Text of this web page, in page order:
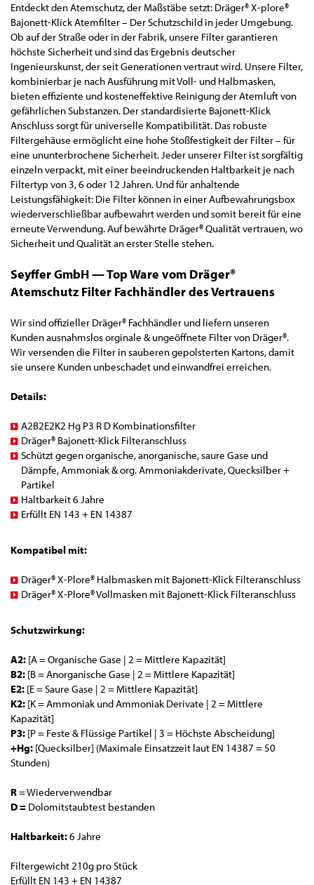
Entdeckt den Atemschutz, der Maßstäbe setzt: Dräger® X-plore®
Bajonett-Klick Atemfilter – Der Schutzschild in jeder Umgebung.
Ob auf der Straße oder in der Fabrik, unsere Filter garantieren
höchste Sicherheit und sind das Ergebnis deutscher
Ingenieurskunst, der seit Generationen vertraut wird. Unsere Filter,
kombinierbar je nach Ausführung mit Voll- und Halbmasken,
bieten effiziente und kosteneffektive Reinigung der Atemluft von
gefährlichen Substanzen. Der standardisierte Bajonett-Klick
Anschluss sorgt für universelle Kompatibilität. Das robuste
Filtergehäuse ermöglicht eine hohe Stoßfestigkeit der Filter – für
eine ununterbrochene Sicherheit. Jeder unserer Filter ist sorgfältig
einzeln verpackt, mit einer beeindruckenden Haltbarkeit je nach
Filtertyp von 3, 6 oder 12 Jahren. Und für anhaltende
Leistungsfähigkeit: Die Filter können in einer Aufbewahrungsbox
wiederverschließbar aufbewahrt werden und somit bereit für eine
erneute Verwendung. Auf bewährte Dräger® Qualität vertrauen, wo
Sicherheit und Qualität an erster Stelle stehen.
Seyffer GmbH — Top Ware vom Dräger®
Atemschutz Filter Fachhändler des Vertrauens
Wir sind offizieller Dräger® Fachhändler und liefern unseren
Kunden ausnahmslos orginale & ungeöffnete Filter von Dräger®.
Wir versenden die Filter in sauberen gepolsterten Kartons, damit
sie unsere Kunden unbeschadet und einwandfrei erreichen.
Details:
A2B2E2K2 Hg P3 R D Kombinationsfilter
Dräger® Bajonett-Klick Filteranschluss
Schützt gegen organische, anorganische, saure Gase und
Dämpfe, Ammoniak & org. Ammoniakderivate, Quecksilber +
Partikel
Haltbarkeit 6 Jahre
Erfüllt EN 143 + EN 14387
Kompatibel mit:
Dräger® X-Plore® Halbmasken mit Bajonett-Klick Filteranschluss
Dräger® X-Plore® Vollmasken mit Bajonett-Klick Filteranschluss
Schutzwirkung:
A2: [A = Organische Gase | 2 = Mittlere Kapazität]
B2: [B = Anorganische Gase | 2 = Mittlere Kapazität]
E2: [E = Saure Gase | 2 = Mittlere Kapazität]
K2: [K = Ammoniak und Ammoniak Derivate | 2 = Mittlere
Kapazität]
P3: [P = Feste & Flüssige Partikel | 3 = Höchste Abscheidung]
+Hg: [Quecksilber] (Maximale Einsatzzeit laut EN 14387 = 50
Stunden)
R= Wiederverwendbar
D = Dolomitstaubtest bestanden
Haltbarkeit:6 Jahre
Filtergewicht 210g pro Stück
Erfüllt EN 143 + EN 14387